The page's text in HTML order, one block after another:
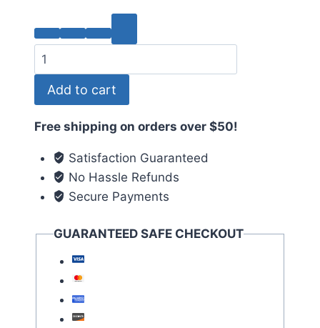
Add to cart
Free shipping on orders over $50!
Satisfaction Guaranteed
No Hassle Refunds
Secure Payments
GUARANTEED SAFE CHECKOUT